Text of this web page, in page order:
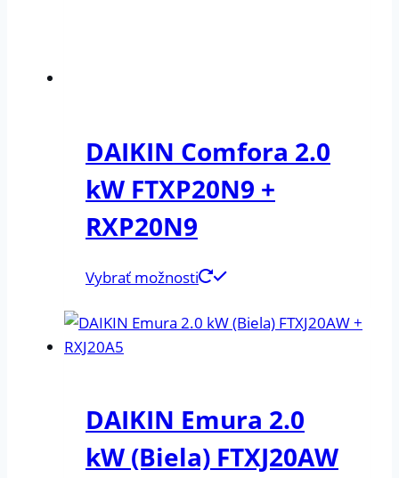
DAIKIN Comfora 2.0
kW FTXP20N9 +
RXP20N9
Vybrať možnosti
DAIKIN Emura 2.0
kW (Biela) FTXJ20AW